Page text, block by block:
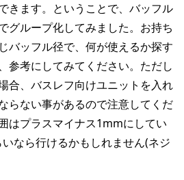
きます。ということで、バッフル
グループ化してみました。お持ち
バッフル径で、何が使えるか探す
参考にしてみてください。ただし
合、バスレフ向けユニットを入れ
らない事があるので注意してくだ
はプラスマイナス1mmにしてい
なら行けるかもしれません(ネジ